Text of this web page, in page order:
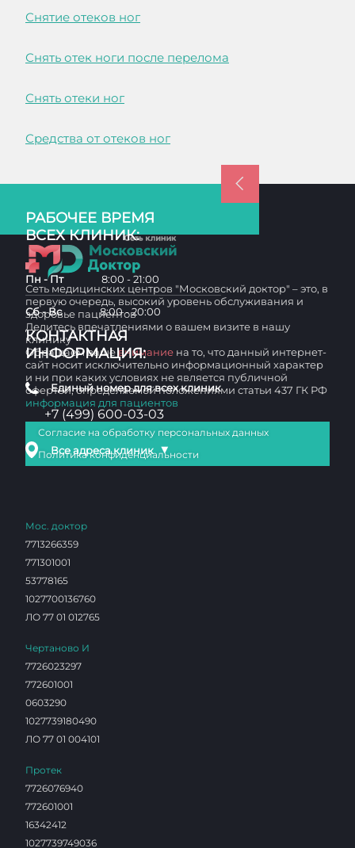
Снятие отеков ног
Снять отек ноги после перелома
Снять отеки ног
Средства от отеков ног
РАБОЧЕЕ ВРЕМЯ
ВСЕХ КЛИНИК:
Пн - Пт 8:00 - 21:00
Сб - Вс 8:00 - 20:00
КОНТАКТНАЯ
ИНФОРМАЦИЯ:
Единый номер для всех клиник
+7 (499) 600-03-03
Все адреса клиник ▼
Сеть медицинских центров "Московский доктор" – это, в
первую очередь, высокий уровень обслуживания и
здоровье пациентов
Делитесь впечатлениями о вашем визите в нашу
клинику
Обращаем вашевнимание на то, что данный интернет-
сайт носит исключительно информационный характер
и ни при каких условиях не является публичной
офертой, определяемой положениями статьи 437 ГК РФ
информация для пациентов
Согласие на обработку персональных данных
Политика конфиденциальности
Мос. доктор
7713266359
771301001
53778165
1027700136760
ЛО 77 01 012765
Чертаново И
7726023297
772601001
0603290
1027739180490
ЛО 77 01 004101
Протек
7726076940
772601001
16342412
1027739749036